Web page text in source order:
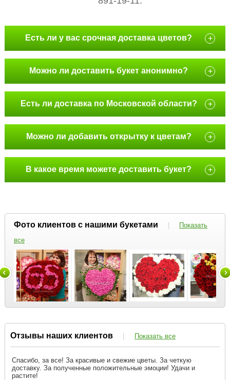
Есть ли у вас срочная доставка цветов? +
Можно ли доставить букет анонимно? +
Есть ли доставка по Московской области? +
Можно ли добавить открытку к цветам? +
В какое время можете доставить букет? +
Фото клиентов с нашими букетами |
Показать
все
Отзывы наших клиентов | Показать все
Спасибо, за все! За красивые и свежие цветы. За четкую
доставку. За полученные положительные эмоции! Удачи и
растите!